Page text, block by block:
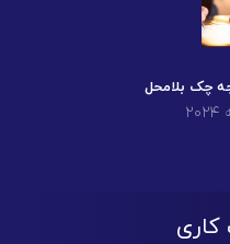
چک بلامحل